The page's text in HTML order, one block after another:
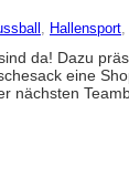
, Hallensport,
da! Dazu
eine
nächsten